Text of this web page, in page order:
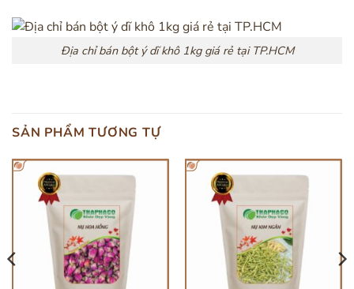
Địa chỉ bán bột ý dĩ khô 1kg giá rẻ tại TP.HCM
SẢN PHẨM TƯƠNG TỰ
HẾT HÀNG